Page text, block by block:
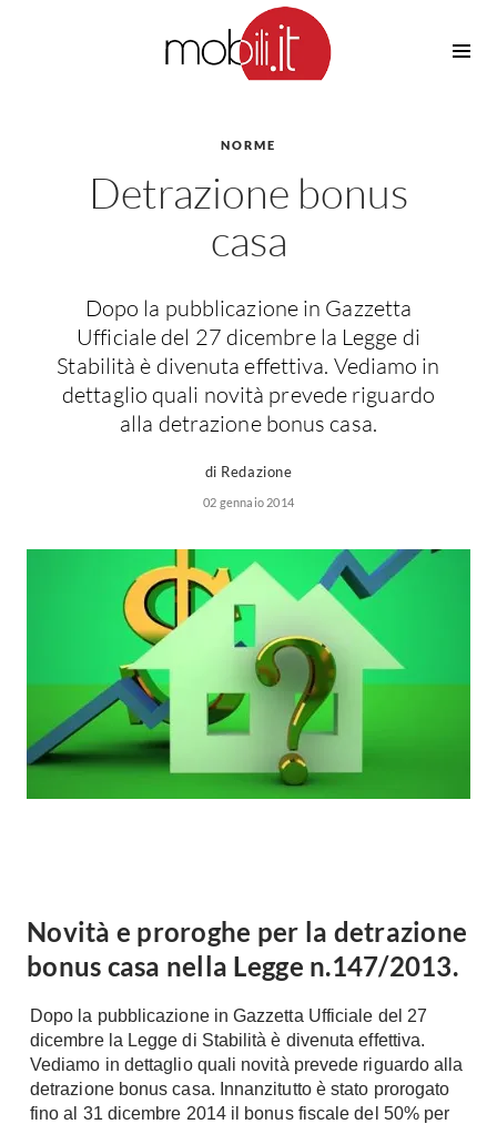
Cucine Moderne
Consigli Cucine
Attrezzature Interne
Elettrodomestici
Frigoriferi
Lavastoviglie
Lavatrici
Asciugatrici
Piccoli
Elettrodomestici
Casalinghi
Moka
Bicchieri
Mobili Soggiorno
Librerie
Pareti Attrezzate
Porta Tv
Contatti
Casette in Legno
Pergole
Giardinaggio
Piante
Luce
Applique
Plafoniere
Riscaldamento
Caminetti
Radiatori
Caldaie
Climatizzatori
Climatizzatore
Deumidificatori
Chiller
Pompe di calore
Ecologia
NORME
Detrazione bonus
casa
Dopo la pubblicazione in Gazzetta
Ufficiale del 27 dicembre la Legge di
Stabilità è divenuta effettiva. Vediamo in
dettaglio quali novità prevede riguardo
alla detrazione bonus casa.
di Redazione
02 gennaio 2014
Novità e proroghe per la detrazione
bonus casa nella Legge n.147/2013.
Dopo la pubblicazione in Gazzetta Ufficiale del 27
dicembre la Legge di Stabilità è divenuta effettiva.
Vediamo in dettaglio quali novità prevede riguardo alla
detrazione bonus casa. Innanzitutto è stato prorogato
fino al 31 dicembre 2014 il bonus fiscale del 50% per